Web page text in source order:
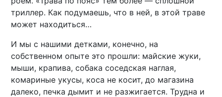
триллер. Как подумаешь, что в ней, в этой траве
может находиться…
И мы с нашими детками, конечно, на
собственном опыте это прошли: майские жуки,
мыши, крапива, собака соседская наглая,
комариные укусы, коса не косит, до магазина
далеко, печка дымит и не разжигается. Трудна и